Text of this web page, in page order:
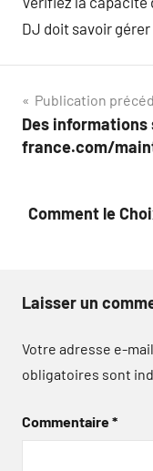
DJ doit savoir
Navigation
de
Publication
Des
france.com/
Comment le
Laisser un
Votre adresse e-
obligatoires sont
Commentaire*